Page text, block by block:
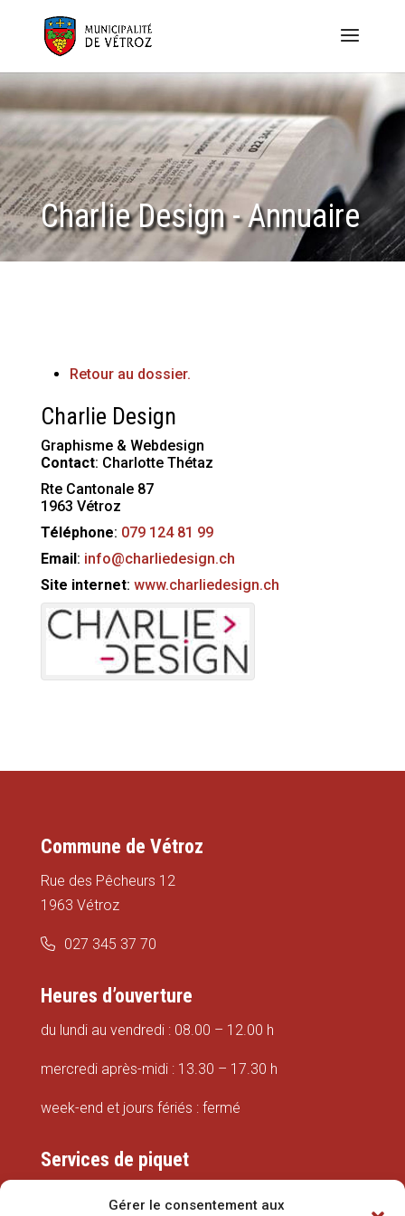
Gérer le consentement aux
Charlie Design - Annuaire
Retour au dossier.
Charlie Design
Graphisme & Webdesign
Contact: Charlotte Thétaz
Rte Cantonale 87
1963 Vétroz
Téléphone: 079 124 81 99
Email: info@charliedesign.ch
Site internet: www.charliedesign.ch
Commune de Vétroz
Rue des Pêcheurs 12
1963 Vétroz
027 345 37 70
Heures d’ouverture
du lundi au vendredi : 08.00 – 12.00 h
mercredi après-midi : 13.30 – 17.30 h
week-end et jours fériés : fermé
Services de piquet